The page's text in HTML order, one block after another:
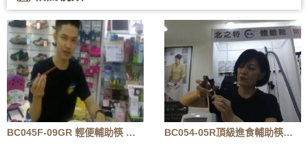
BC045F-09GR 輕便輔助筷 綠紅 BC054-05R頂級進食輔助筷右手